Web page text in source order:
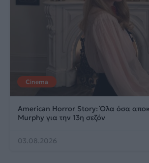
Cinema
American Horror Story: Όλα όσα
Murphy για την 13η σεζόν
03.08.2026